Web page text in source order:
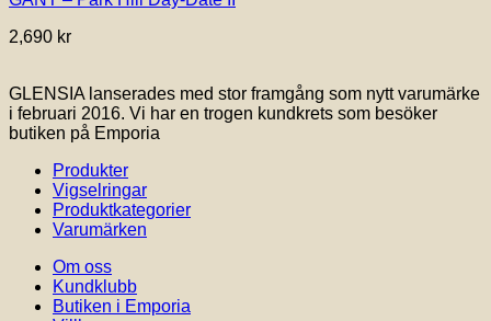
2,690 kr
GLENSIA lanserades med stor framgång som nytt varumärke
i februari 2016. Vi har en trogen kundkrets som besöker
butiken på Emporia
Produkter
Vigselringar
Produktkategorier
Varumärken
Om oss
Kundklubb
Butiken i Emporia